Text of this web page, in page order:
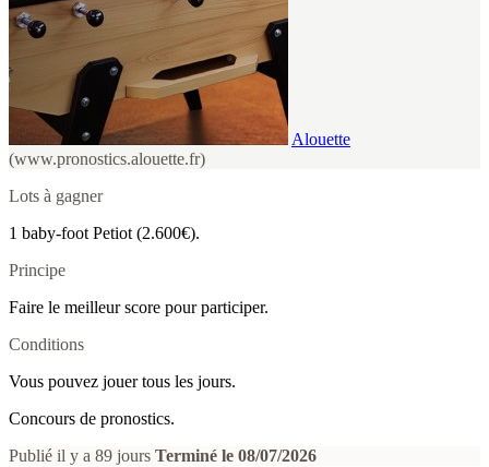
Alouette
(www.pronostics.alouette.fr)
Lots à gagner
1 baby-foot Petiot (2.600€).
Principe
Faire le meilleur score pour participer.
Conditions
Vous pouvez jouer tous les jours.
Concours de pronostics.
Publié il y a 89 jours Terminé le 08/07/2026